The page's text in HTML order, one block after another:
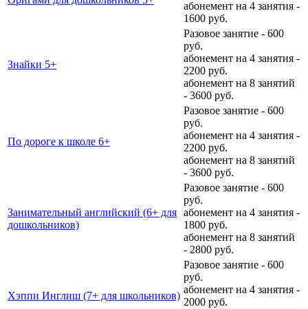
абонемент на 4 занятия -
1600 руб.
Знайки 5+
Разовое занятие - 600
руб.
абонемент на 4 занятия -
2200 руб.
абонемент на 8 занятий
- 3600 руб.
По дороге к школе 6+
Разовое занятие - 600
руб.
абонемент на 4 занятия -
2200 руб.
абонемент на 8 занятий
- 3600 руб.
Занимательный английский (6+ для
дошкольников)
Разовое занятие - 600
руб.
абонемент на 4 занятия -
1800 руб.
абонемент на 8 занятий
- 2800 руб.
Хэппи Инглиш (7+ для школьников)
Разовое занятие - 600
руб.
абонемент на 4 занятия -
2000 руб.